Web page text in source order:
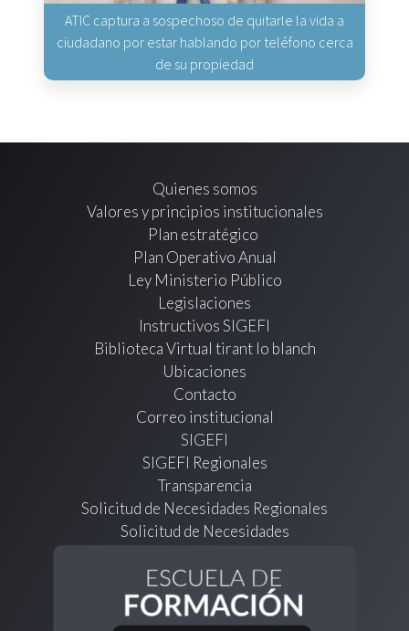
ATIC captura a sospechoso de quitarle la vida a
ciudadano por estar hablando por teléfono cerca
de su propiedad
Quienes somos
Valores y principios institucionales
Plan estratégico
Plan Operativo Anual
Ley Ministerio Público
Legislaciones
Instructivos SIGEFI
Biblioteca Virtual tirant lo blanch
Ubicaciones
Contacto
Correo institucional
SIGEFI
SIGEFI Regionales
Transparencia
Solicitud de Necesidades Regionales
Solicitud de Necesidades